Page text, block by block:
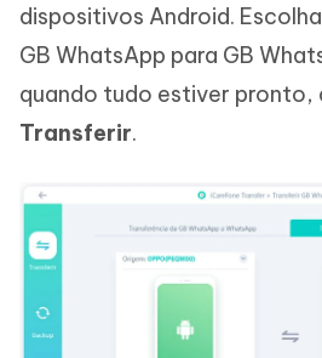
dispositivos Android.
GB WhatsApp para GB
quando tudo estiver pronto,
Transferir.